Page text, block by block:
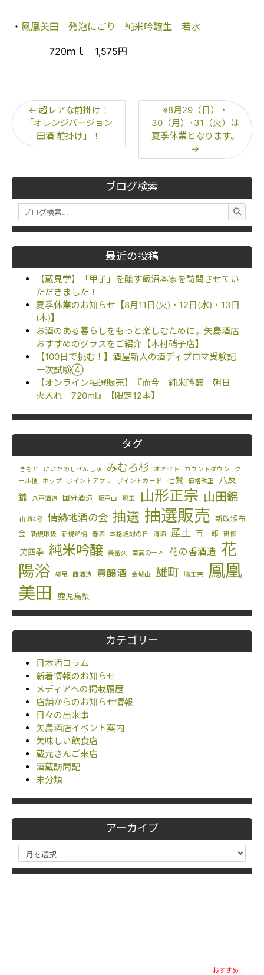
ブログ検索
最近の投稿
【蔵見学】「甲子」を醸す飯沼本家を訪問させてい
ただきました！
夏季休業のお知らせ【8月11日(火)・12日(水)・13日
(木)】
お酒のある暮らしをもっと楽しむために。矢島酒店
おすすめのグラスをご紹介【木村硝子店】
【100日で挑む！】酒屋新人の酒ディプロマ受験記｜
一次試験④
【オンライン抽選販売】『而今 純米吟醸 朝日
火入れ 720ml』【限定12本】
タグ
きもと にいだのしぜんしゅ みむろ杉 オオセト カウントダウン
ク
ール便
ホップ ポイントアプリ ポイントカード 七賢 価格改正
八反
錦
八戸酒造 国分酒造 坂戸山 埼玉 山形正宗 山田錦
山酒4号 情熱地酒の会 抽選 抽選販売 新政頒布
会
新規取扱 新規銘柄 春酒 本格焼酎の日 清酒 産土 百十郎 研修
笑四季 純米吟醸 美冨久 至高の一本 花の香酒造 花
陽浴
袋吊 西酒造 貴醸酒 金城山 雄町 鳩正宗
鳳凰
美田
鹿児島県
カテゴリー
日本酒コラム
新着情報のお知らせ
メディアへの掲載履歴
店舗からのお知らせ情報
日々の出来事
矢島酒店イベント案内
美味しい飲食店
蔵元さんご来店
酒蔵訪問記
未分類
アーカイブ
・ 鳳凰美田 発泡にごり 純米吟醸生 若水
720ｍｌ 1,575円
← 超レアな前掛け！
「オレンジバージョン
田酒 前掛け」！
※8月29（日）・
30（月）･31（火）は
夏季休業となります。
→
おすすめ！